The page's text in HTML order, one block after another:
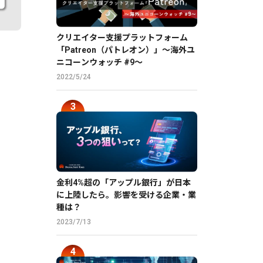
クリエイター支援プラットフォーム
「Patreon（パトレオン）」〜海外ユ
ニコーンウォッチ #9〜
2022/5/24
金利4%超の「アップル銀行」が日本
に上陸したら。影響を受ける企業・業
種は？
2023/7/13